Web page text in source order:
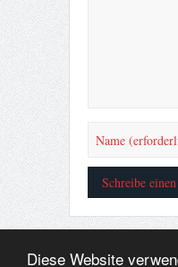
Diese Website
© ¥akuza112 Inc.